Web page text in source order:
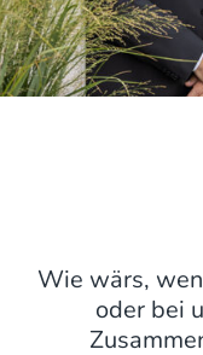
Wie wärs,
oder bei